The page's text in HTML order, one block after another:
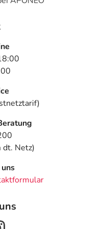
sollte ohne ärztlichen
Bei chronischen
je 5 Tropfen
ist die
Wirkung mit
wie z.B.
Wirkung und die
nicht mehr nach
dt. Netz)